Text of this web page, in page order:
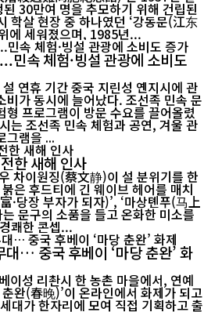
30만여 명을 추모하기 위해 건립된
학살 현장 중 하나였던 ‘강동문(江东
에 세워졌으며, 1985년...
민속 체험·빙설 관광에 소비도
연휴 기간 중국 지린성 옌지시에 관
비가 동시에 늘어났다. 조선족 민속 문
형 프로그램이 방문 수요를 끌어올렸
그램을 ...
한 새해 인사
차이원징(蔡文静)이 설 분위기를 한
은 후드티에 긴 웨이브 헤어를 매치
·당장 부자가 되자)’, ‘마상톈푸(马上
문구의 소품을 들고 온화한 미소를
쾌한 콘셉...
… 중국 후베이 ‘마당 춘완’ 화
이성 리촨시 한 농촌 마을에서, 연예
완(春晚)’이 온라인에서 화제가 되고
대가 한자리에 모여 직접 기획하고 출